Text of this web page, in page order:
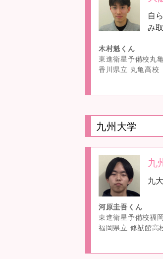
no
image
自
み
木村魁くん
東進衛星予備校丸
香川県立 丸亀高校
九州大学
no
image
九
九
河原圭吾くん
東進衛星予備校福
福岡県立 修猷館高